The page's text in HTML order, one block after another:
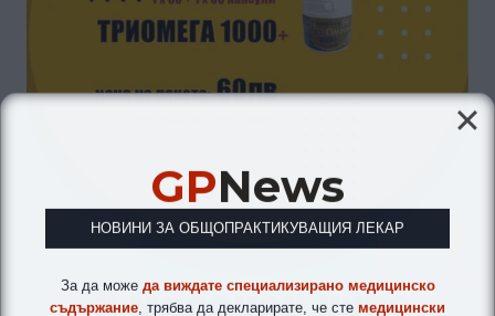
GPNews
НОВИНИ ЗА ОБЩОПРАКТИКУВАЩИЯ ЛЕКАР
За да може да виждате специализирано медицинско
съдържание , трябва да декларирате, че сте медицински